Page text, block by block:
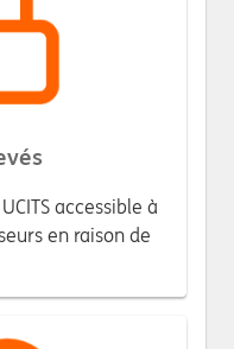
accessible à
en raison de